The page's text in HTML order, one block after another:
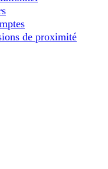
de proximité